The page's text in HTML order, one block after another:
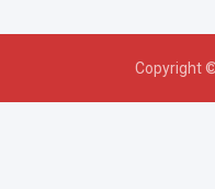
Copyright